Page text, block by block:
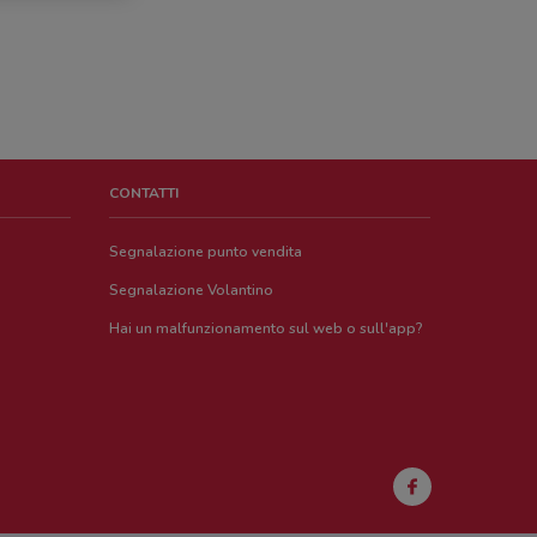
CONTATTI
Segnalazione punto vendita
Segnalazione Volantino
Hai un malfunzionamento sul web o sull'app?